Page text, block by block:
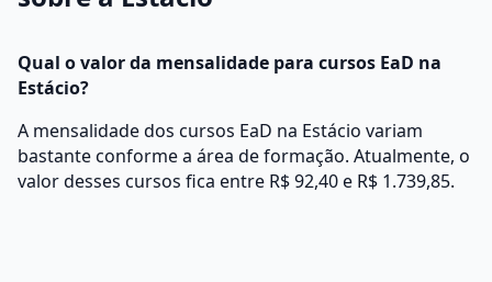
Qual o valor da mensalidade para cursos EaD na
Estácio?
A mensalidade dos cursos EaD na Estácio variam
bastante conforme a área de formação. Atualmente, o
valor desses cursos fica entre R$ 92,40 e R$ 1.739,85.